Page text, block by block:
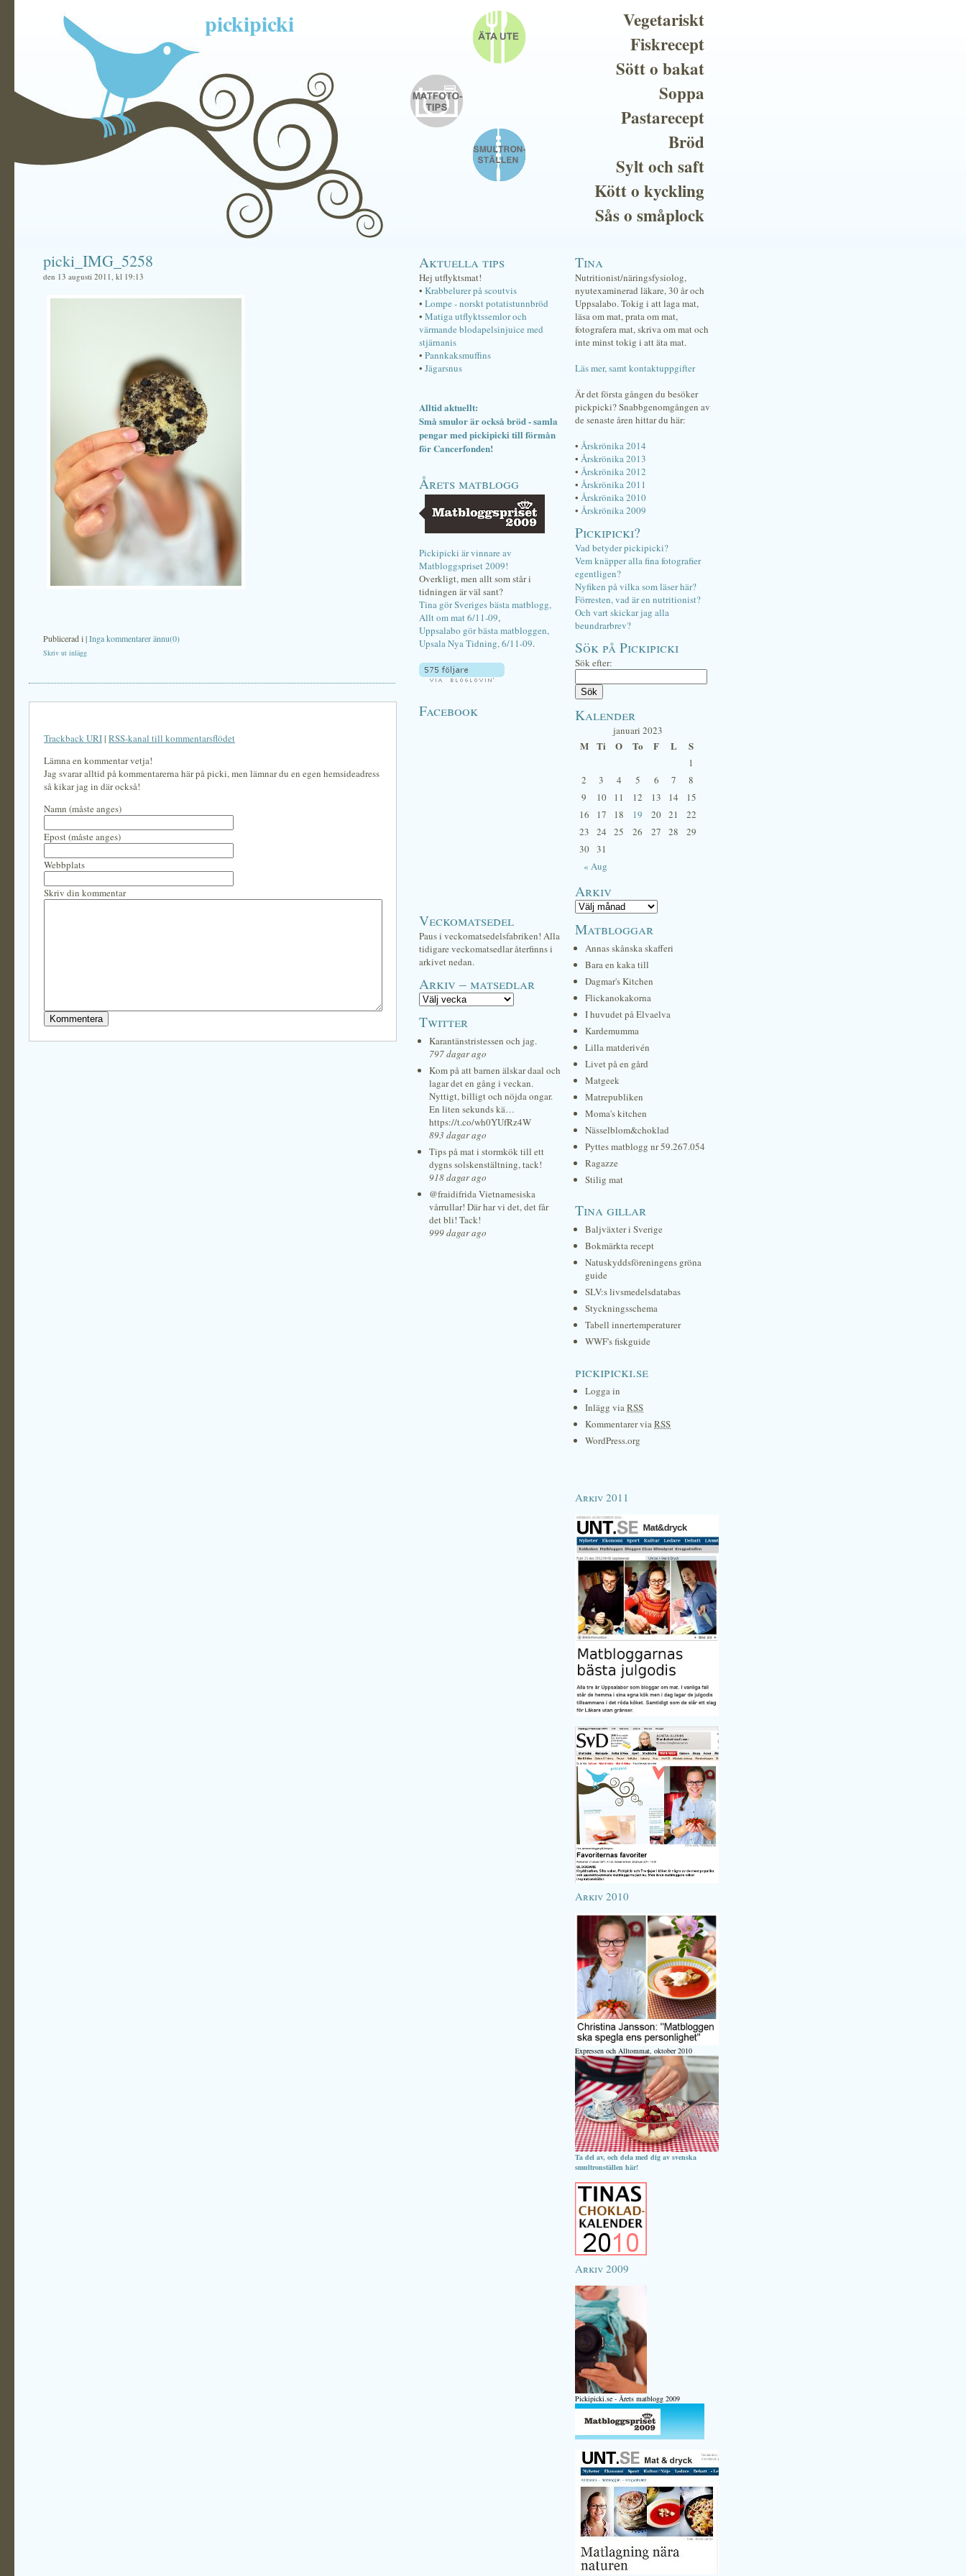
pickipicki
Vegetariskt
Fiskrecept
Sött o bakat
Soppa
Pastarecept
Bröd
Sylt och saft
Kött o kyckling
Sås o småplock
picki_IMG_5258
den 13 augusti 2011, kl 19:13
Publicerad i|Inga kommentarer ännu(0)
Skriv ut inlägg
Trackback URI| RSS-kanal till kommentarsflödet
Lämna en kommentar vetja!
Jag svarar alltid på kommentarerna här på picki, men lämnar du en egen hemsideadress
så kikar jag in där också!
Namn (måste anges)
Epost (måste anges)
Webbplats
Skriv din kommentar
Aktuella tips
Hej utflyktsmat!
• Krabbelurer på scoutvis
• Lompe - norskt potatistunnbröd
• Matiga utflyktssemlor och
värmande blodapelsinjuice med
stjärnanis
• Pannkaksmuffins
• Jägarsnus
Alltid aktuellt:
Små smulor är också bröd - samla
pengar med pickipicki till förmån
för Cancerfonden!
Årets matblogg
Pickipicki är vinnare av
Matbloggspriset 2009!
Overkligt, men allt som står i
tidningen är väl sant?
Tina gör Sveriges bästa matblogg,
Allt om mat 6/11-09,
Uppsalabo gör bästa matbloggen,
Upsala Nya Tidning, 6/11-09.
Facebook
Veckomatsedel
Paus i veckomatsedelsfabriken! Alla
tidigare veckomatsedlar återfinns i
arkivet nedan.
Arkiv – matsedlar
Twitter
Karantänstristessen och jag.
797 dagar ago
Kom på att barnen älskar daal och
lagar det en gång i veckan.
Nyttigt, billigt och nöjda ongar.
En liten sekunds kä…
https://t.co/wh0YUfRz4W
893 dagar ago
Tips på mat i stormkök till ett
dygns solskenstältning, tack!
918 dagar ago
@fraidifrida Vietnamesiska
vårrullar! Där har vi det, det får
det bli! Tack!
999 dagar ago
Tina
Nutritionist/näringsfysiolog,
nyutexaminerad läkare, 30 år och
Uppsalabo. Tokig i att laga mat,
läsa om mat, prata om mat,
fotografera mat, skriva om mat och
inte minst tokig i att äta mat.
Läs mer, samt kontaktuppgifter
Är det första gången du besöker
pickpicki? Snabbgenomgången av
de senaste åren hittar du här:
• Årskrönika 2014
• Årskrönika 2013
• Årskrönika 2012
• Årskrönika 2011
• Årskrönika 2010
• Årskrönika 2009
Pickipicki?
Vad betyder pickipicki?
Vem knäpper alla fina fotografier
egentligen?
Nyfiken på vilka som läser här?
Förresten, vad är en nutritionist?
Och vart skickar jag alla
beundrarbrev?
Sök på Pickipicki
Sök efter:
Kalender
januari 2023
M Ti O To F L S
« Aug
1
2
3 4 5 6 7
8
9
10 11 12 13 14
15
16
17 18 19 20 21
22
23
24 25 26 27 28
29
30 31
Arkiv
Matbloggar
Annas skånska skafferi
Bara en kaka till
Dagmar's Kitchen
Flickanokakorna
I huvudet på Elvaelva
Kardemumma
Lilla matderivén
Livet på en gård
Matgeek
Matrepubliken
Moma's kitchen
Nässelblom&choklad
Pyttes matblogg nr 59.267.054
Ragazze
Stilig mat
Tina gillar
Baljväxter i Sverige
Bokmärkta recept
Natuskyddsföreningens gröna
guide
SLV:s livsmedelsdatabas
Styckningsschema
Tabell innertemperaturer
WWF's fiskguide
pickipicki.se
Logga in
Inlägg viaRSS
Kommentarer viaRSS
WordPress.org
Arkiv 2011
Arkiv 2010
Expressen och Alltommat, oktober 2010
Ta del av, och dela med dig av svenska
smultronställen här!
Arkiv 2009
Pickipicki.se - Årets matblogg 2009